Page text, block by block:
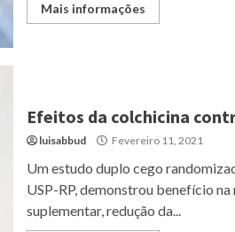
Mais informações
Efeitos da colchicina
luisabbud Fevereiro 11, 2021
Um estudo duplo cego
USP-RP, demonstrou benefício
suplementar, redução da...